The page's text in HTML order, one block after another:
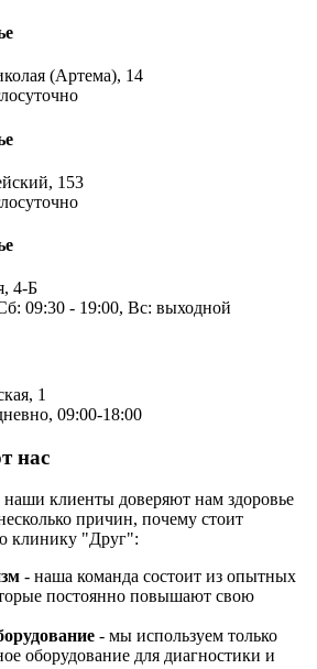
(Артема), 14
153
4-Б
09:30 - 19:00, Вс: выходной
1
09:00-18:00
нас
клиенты доверяют нам здоровье
причин, почему стоит
клинику "Друг":
- наша команда состоит из опытных
постоянно повышают свою
- мы используем только
оборудование для диагностики и